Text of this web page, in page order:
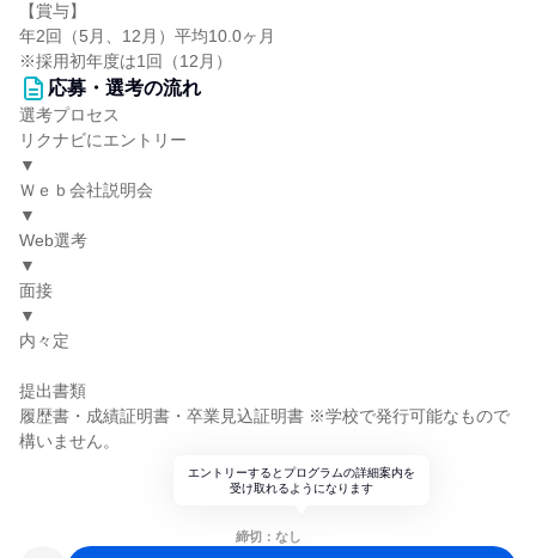
【賞与】
年2回（5月、12月）平均10.0ヶ月
※採用初年度は1回（12月）
応募・選考の流れ
選考プロセス
リクナビにエントリー
▼
Ｗｅｂ会社説明会
▼
Web選考
▼
面接
▼
内々定
提出書類
履歴書・成績証明書・卒業見込証明書 ※学校で発行可能なもので
構いません。
エントリーするとプログラムの詳細案内を
受け取れるようになります
締切：なし